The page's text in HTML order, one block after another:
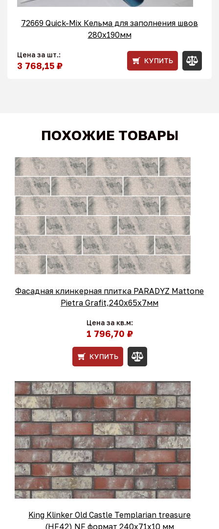
72669 Quick-Mix Кельма для заполнения швов
280x190мм
Цена за шт.:
3 768,15 ₽ КУПИТЬ
ПОХОЖИЕ ТОВАРЫ
Фасадная клинкерная плитка PARADYZ Mattone
Pietra Grafit,240x65x7мм
Цена за кв.м:
1 796,70 ₽
КУПИТЬ
King Klinker Old Castle Templarian treasure
(HF42) NF формат 240x71x10 мм